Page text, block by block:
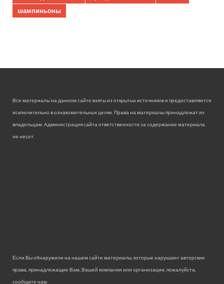
шампиньоны
Все материалы на данном сайте взяты из открытых источников и предоставляются
исключительно в ознакомительных целях. Права на материалы принадлежат их
владельцам. Администрация сайта ответственности за содержание материала
не несет.
Если Вы обнаружили на нашем сайте материалы, которые нарушают авторские
права, принадлежащие Вам, Вашей компании или организации, пожалуйста,
сообщите нам.